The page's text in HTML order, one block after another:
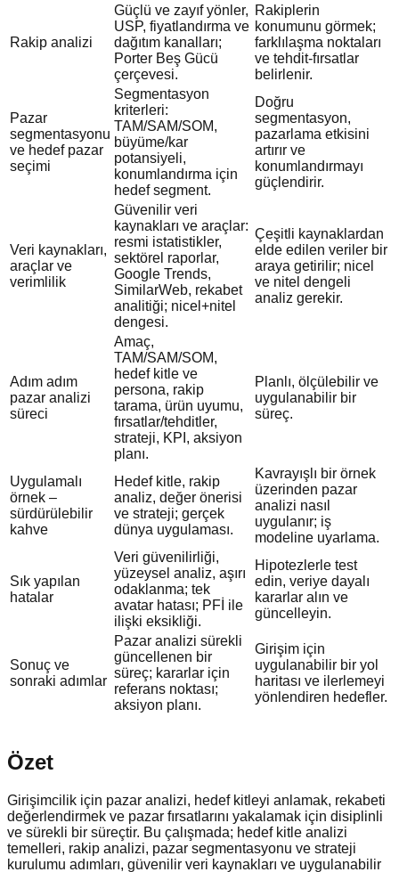
Rakip analizi
Güçlü ve zayıf yönler,
USP, fiyatlandırma ve
dağıtım kanalları;
Porter Beş Gücü
çerçevesi.
Rakiplerin
konumunu görmek;
farklılaşma noktaları
ve tehdit-fırsatlar
belirlenir.
Pazar
segmentasyonu
ve hedef pazar
seçimi
Segmentasyon
kriterleri:
TAM/SAM/SOM,
büyüme/kar
potansiyeli,
konumlandırma için
hedef segment.
Doğru
segmentasyon,
pazarlama etkisini
artırır ve
konumlandırmayı
güçlendirir.
Veri kaynakları,
araçlar ve
verimlilik
Güvenilir veri
kaynakları ve araçlar:
resmi istatistikler,
sektörel raporlar,
Google Trends,
SimilarWeb, rekabet
analitiği; nicel+nitel
dengesi.
Çeşitli kaynaklardan
elde edilen veriler bir
araya getirilir; nicel
ve nitel dengeli
analiz gerekir.
Adım adım
pazar analizi
süreci
Amaç,
TAM/SAM/SOM,
hedef kitle ve
persona, rakip
tarama, ürün uyumu,
fırsatlar/tehditler,
strateji, KPI, aksiyon
planı.
Planlı, ölçülebilir ve
uygulanabilir bir
süreç.
Uygulamalı
örnek –
sürdürülebilir
kahve
Hedef kitle, rakip
analiz, değer önerisi
ve strateji; gerçek
dünya uygulaması.
Kavrayışlı bir örnek
üzerinden pazar
analizi nasıl
uygulanır; iş
modeline uyarlama.
Sık yapılan
hatalar
Veri güvenilirliği,
yüzeysel analiz, aşırı
odaklanma; tek
avatar hatası; PFİ ile
ilişki eksikliği.
Hipotezlerle test
edin, veriye dayalı
kararlar alın ve
güncelleyin.
Sonuç ve
sonraki adımlar
Pazar analizi sürekli
güncellenen bir
süreç; kararlar için
referans noktası;
aksiyon planı.
Girişim için
uygulanabilir bir yol
haritası ve ilerlemeyi
yönlendiren hedefler.
Özet
Girişimcilik için pazar analizi, hedef kitleyi anlamak, rekabeti
değerlendirmek ve pazar fırsatlarını yakalamak için disiplinli
ve sürekli bir süreçtir. Bu çalışmada; hedef kitle analizi
temelleri, rakip analizi, pazar segmentasyonu ve strateji
kurulumu adımları, güvenilir veri kaynakları ve uygulanabilir